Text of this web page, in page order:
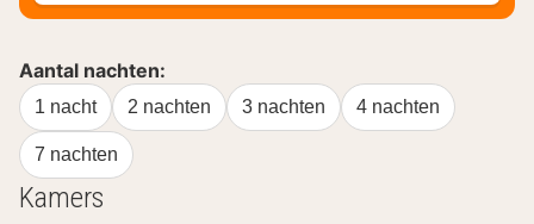
Aantal nachten:
1 nacht 2 nachten 3 nachten 4 nachten
7 nachten
Kamers